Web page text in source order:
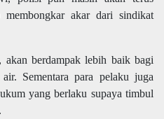
membongkar akar dari sindikat
akan berdampak lebih baik bagi
Sementara para pelaku juga
yang berlaku supaya timbul